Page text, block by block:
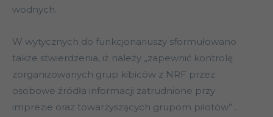
wodnych.
W wytycznych do funkcjonariuszy sformułowano
także stwierdzenia, iż należy „zapewnić kontrolę
zorganizowanych grup kibiców z NRF przez
osobowe źródła informacji zatrudnione przy
imprezie oraz towarzyszących grupom pilotów” .